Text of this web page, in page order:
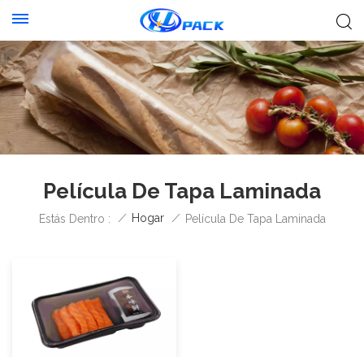
Película De Tapa Laminada
Estás Dentro : / Hogar / Película De Tapa Laminada